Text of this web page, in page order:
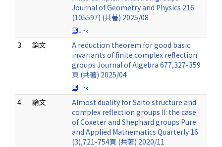
Journal of Geometry and Physics 216
(105597) (共著) 2025/08
3. 論文
A reduction theorem for good basic
invariants of finite complex reflection
groups Journal of Algebra 677,327-359
頁 (共著) 2025/04
4. 論文
Almost duality for Saito structure and
complex reflection groups II: the case
of Coxeter and Shephard groups Pure
and Applied Mathematics Quarterly 16
(3),721-754頁 (共著) 2020/11